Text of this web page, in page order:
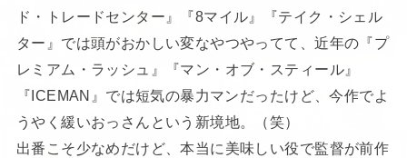
ド・トレードセンター』『8マイル』『テイク・シェル
ター』では頭がおかしい変なやつやってて、近年の『プ
レミアム・ラッシュ』『マン・オブ・スティール』
『ICEMAN』では短気の暴力マンだったけど、今作でよ
うやく緩いおっさんという新境地。（笑）
出番こそ少なめだけど、本当に美味しい役で監督が前作